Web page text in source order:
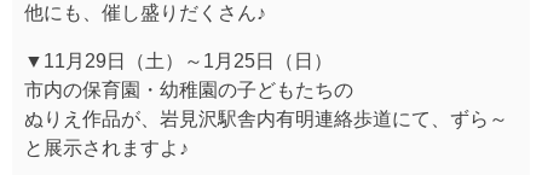
他にも、催し盛りだくさん♪
▼11月29日（土）～1月25日（日）
市内の保育園・幼稚園の子どもたちの
ぬりえ作品が、岩見沢駅舎内有明連絡歩道にて、ずら～
と展示されますよ♪